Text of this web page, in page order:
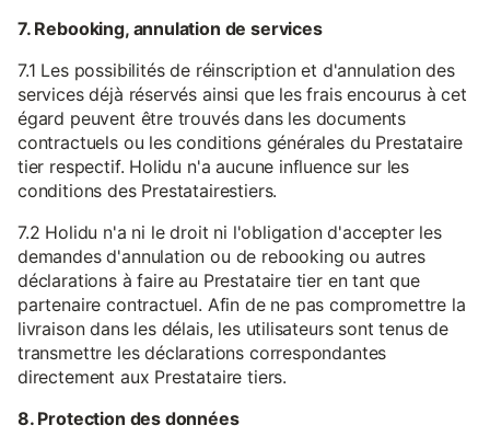
7. Rebooking, annulation de services
7.1 Les possibilités de réinscription et d'annulation des
services déjà réservés ainsi que les frais encourus à cet
égard peuvent être trouvés dans les documents
contractuels ou les conditions générales du Prestataire
tier respectif. Holidu n'a aucune influence sur les
conditions des Prestatairestiers.
7.2 Holidu n'a ni le droit ni l'obligation d'accepter les
demandes d'annulation ou de rebooking ou autres
déclarations à faire au Prestataire tier en tant que
partenaire contractuel. Afin de ne pas compromettre la
livraison dans les délais, les utilisateurs sont tenus de
transmettre les déclarations correspondantes
directement aux Prestataire tiers.
8. Protection des données